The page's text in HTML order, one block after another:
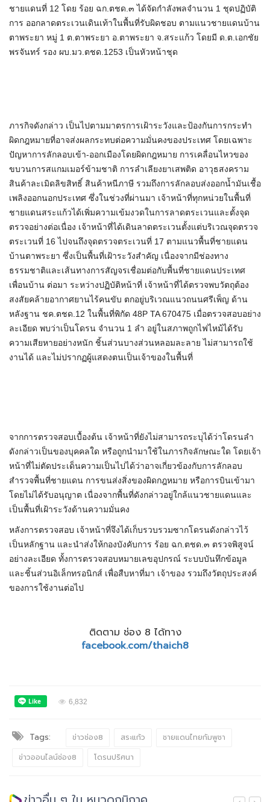
ชายแดนที่ 12 โดย ร้อย ฉก.ตชด.๓ ได้จัดกำลังพลจำนวน 1 ชุดปฏิบัติ
การ ออกลาดตระเวนเดินเท้าในพื้นที่รับผิดชอบ ตามแนวชายแดนบ้าน
ตาพระยา หมู่ 1 ต.ตาพระยา อ.ตาพระยา จ.สระแก้ว โดยมี ด.ต.เอกชัย
พรจันทร์ รอง ผบ.มว.ตชด.1253 เป็นหัวหน้าชุด
ภารกิจดังกล่าว เป็นไปตามมาตรการเฝ้าระวังและป้องกันการกระทำ
ผิดกฎหมายที่อาจส่งผลกระทบต่อความมั่นคงของประเทศ โดยเฉพาะ
ปัญหาการลักลอบเข้า-ออกเมืองโดยผิดกฎหมาย การเคลื่อนไหวของ
ขบวนการสแกมเมอร์ข้ามชาติ การลำเลียงยาเสพติด อาวุธสงคราม
สินค้าละเมิดลิขสิทธิ์ สินค้าหนีภาษี รวมถึงการลักลอบส่งออกน้ำมันเชื้อ
เพลิงออกนอกประเทศ ซึ่งในช่วงที่ผ่านมา เจ้าหน้าที่ทุกหน่วยในพื้นที่
ชายแดนสระแก้วได้เพิ่มความเข้มงวดในการลาดตระเวนและตั้งจุด
ตรวจอย่างต่อเนื่อง เจ้าหน้าที่ได้เดินลาดตระเวนตั้งแต่บริเวณจุดตรวจ
ตระเวนที่ 16 ไปจนถึงจุดตรวจตระเวนที่ 17 ตามแนวพื้นที่ชายแดน
บ้านตาพระยา ซึ่งเป็นพื้นที่เฝ้าระวังสำคัญ เนื่องจากมีช่องทาง
ธรรมชาติและเส้นทางการสัญจรเชื่อมต่อกับพื้นที่ชายแดนประเทศ
เพื่อนบ้าน ต่อมา ระหว่างปฏิบัติหน้าที่ เจ้าหน้าที่ได้ตรวจพบวัตถุต้อง
สงสัยคล้ายอากาศยานไร้คนขับ ตกอยู่บริเวณแนวถนนศรีเพ็ญ ด้าน
หลังฐาน ชค.ตชด.12 ในพื้นที่พิกัด 48P TA 670475 เมื่อตรวจสอบอย่าง
ละเอียด พบว่าเป็นโดรน จำนวน 1 ลำ อยู่ในสภาพถูกไฟไหม้ได้รับ
ความเสียหายอย่างหนัก ชิ้นส่วนบางส่วนหลอมละลาย ไม่สามารถใช้
งานได้ และไม่ปรากฏผู้แสดงตนเป็นเจ้าของในพื้นที่
จากการตรวจสอบเบื้องต้น เจ้าหน้าที่ยังไม่สามารถระบุได้ว่าโดรนลำ
ดังกล่าวเป็นของบุคคลใด หรือถูกนำมาใช้ในภารกิจลักษณะใด โดยเจ้า
หน้าที่ไม่ตัดประเด็นความเป็นไปได้ว่าอาจเกี่ยวข้องกับการลักลอบ
สำรวจพื้นที่ชายแดน การขนส่งสิ่งของผิดกฎหมาย หรือการบินเข้ามา
โดยไม่ได้รับอนุญาต เนื่องจากพื้นที่ดังกล่าวอยู่ใกล้แนวชายแดนและ
เป็นพื้นที่เฝ้าระวังด้านความมั่นคง
หลังการตรวจสอบ เจ้าหน้าที่จึงได้เก็บรวบรวมซากโดรนดังกล่าวไว้
เป็นหลักฐาน และนำส่งให้กองบังคับการ ร้อย ฉก.ตชด.๓ ตรวจพิสูจน์
อย่างละเอียด ทั้งการตรวจสอบหมายเลขอุปกรณ์ ระบบบันทึกข้อมูล
และชิ้นส่วนอิเล็กทรอนิกส์ เพื่อสืบหาที่มา เจ้าของ รวมถึงวัตถุประสงค์
ของการใช้งานต่อไป
ติดตาม ช่อง 8 ได้ทาง
facebook.com/thaich8
6,832
Tags: ข่าวช่อง8 สระแก้ว
ชายแดนไทยกัมพูชา
ข่าวออนไลน์ช่อง8
โดรนปริศนา